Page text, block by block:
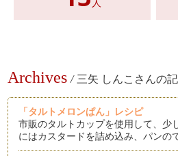
Archives / 三矢 しんこさんの
「タルトメロンぱん」レシピ
市販のタルトカップを使用して、少
にはカスタードを詰め込み、パンの